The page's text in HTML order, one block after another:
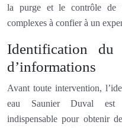
la purge et le contrôle de
complexes à confier à un
Identification du
d’informations
Avant toute intervention,
eau Saunier Duval est
indispensable pour obtenir